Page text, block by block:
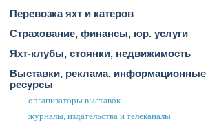
Перевозка яхт и катеров
Страхование, финансы, юр. услуги
Яхт-клубы, стоянки, недвижимость
Выставки, реклама, информационные
ресурсы
организаторы выставок
журналы, издательства и телеканалы